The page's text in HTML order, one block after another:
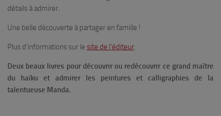
détails à admirer.
Une belle découverte à partager en famille !
Plus d’informations sur le site de l’éditeur.
Deux beaux livres pour découvrir ou redécouvrir ce grand maître
du haïku et admirer les peintures et calligraphies de la
talentueuse Manda.